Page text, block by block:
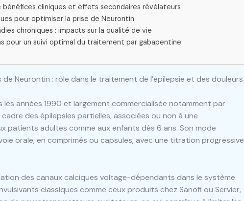
bénéfices cliniques et effets secondaires révélateurs
pour optimiser la prise de Neurontin
chroniques : impacts sur la qualité de vie
pour un suivi optimal du traitement par gabapentine
Neurontin : rôle dans le traitement de l’épilepsie et des douleurs
années 1990 et largement commercialisée notamment par
des épilepsies partielles, associées ou non à une
patients adultes comme aux enfants dès 6 ans. Son mode
orale, en comprimés ou capsules, avec une titration progressive
des canaux calciques voltage-dépendants dans le système
classiques comme ceux produits chez Sanofi ou Servier,